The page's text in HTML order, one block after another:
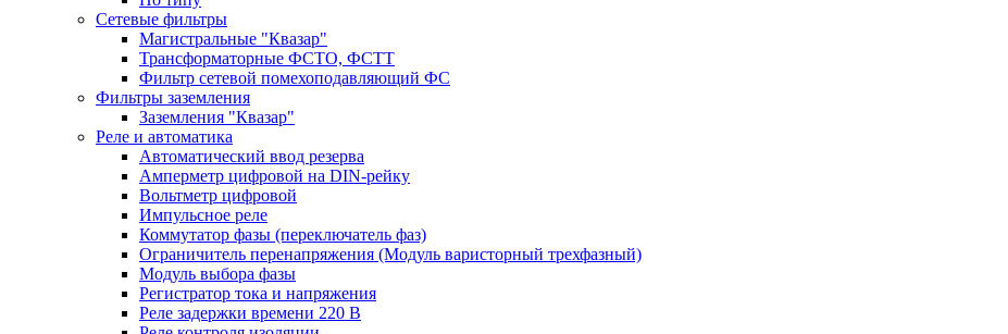
Сетевые фильтры
Магистральные "Квазар"
Трансформаторные ФСТО, ФСТТ
Фильтр сетевой помехоподавляющий ФС
Фильтры заземления
Заземления "Квазар"
Реле и автоматика
Автоматический ввод резерва
Амперметр цифровой на DIN-рейку
Вольтметр цифровой
Импульсное реле
Коммутатор фазы (переключатель фаз)
Ограничитель перенапряжения (Модуль варисторный трехфазный)
Модуль выбора фазы
Регистратор тока и напряжения
Реле задержки времени 220 В